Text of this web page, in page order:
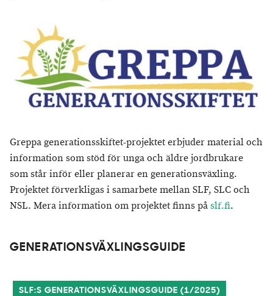
Greppa generationsskiftet-projektet erbjuder material och
information som stöd för unga och äldre jordbrukare
som står inför eller planerar en generationsväxling.
Projektet förverkligas i samarbete mellan SLF, SLC och
NSL. Mera information om projektet finns påslf.fi.
GENERATIONSVÄXLINGSGUIDE
SLF:S GENERATIONSVÄXLINGSGUIDE (1/2025)